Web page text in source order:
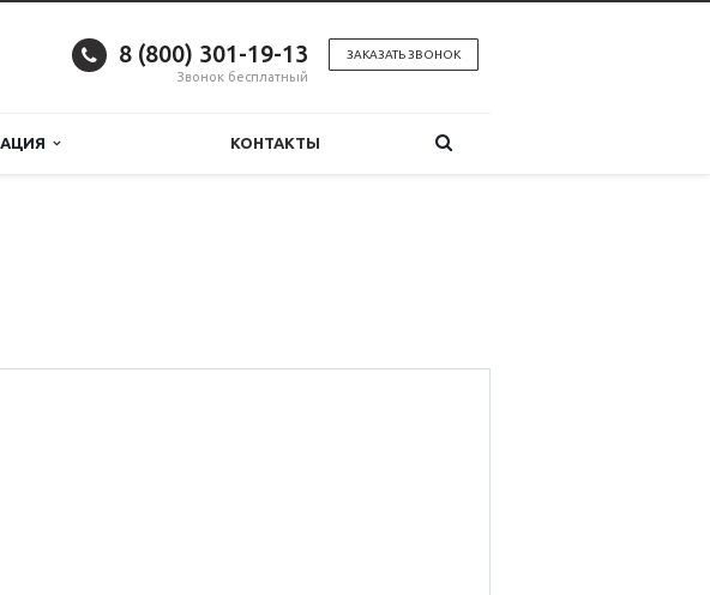
ЗАКАЗАТЬ ЗВОНОК
8 (800) 301-19-13
Звонок бесплатный
КОНТАКТЫ